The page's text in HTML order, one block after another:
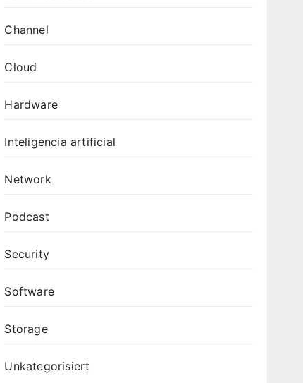
Channel
Cloud
Hardware
Inteligencia artificial
Network
Podcast
Security
Software
Storage
Unkategorisiert